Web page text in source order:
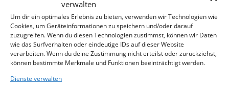
verwalten
Um dir ein optimales Erlebnis zu bieten, verwenden wir Technologien wie
Cookies, um Geräteinformationen zu speichern und/oder darauf
zuzugreifen. Wenn du diesen Technologien zustimmst, können wir Daten
wie das Surfverhalten oder eindeutige IDs auf dieser Website
verarbeiten. Wenn du deine Zustimmung nicht erteilst oder zurückziehst,
können bestimmte Merkmale und Funktionen beeinträchtigt werden.
Dienste verwalten
von 10 – 13 Jahren können am Kurs
Open Water Diverteilnehmen. Hier gelten
dann nur einige geringe Einschränkungen
für maximale Tiefe, Tauchpartner und
Tauchplätze.